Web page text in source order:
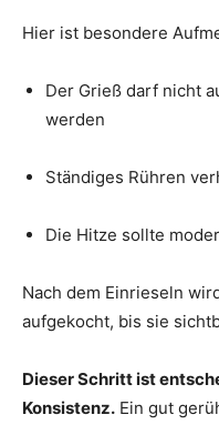
Hier ist besondere
Der Grieß darf nicht
werden
Ständiges Rühren
Die Hitze sollte
Nach dem Einrieseln
aufgekocht, bis sie
Dieser Schritt ist
Konsistenz. Ein gut